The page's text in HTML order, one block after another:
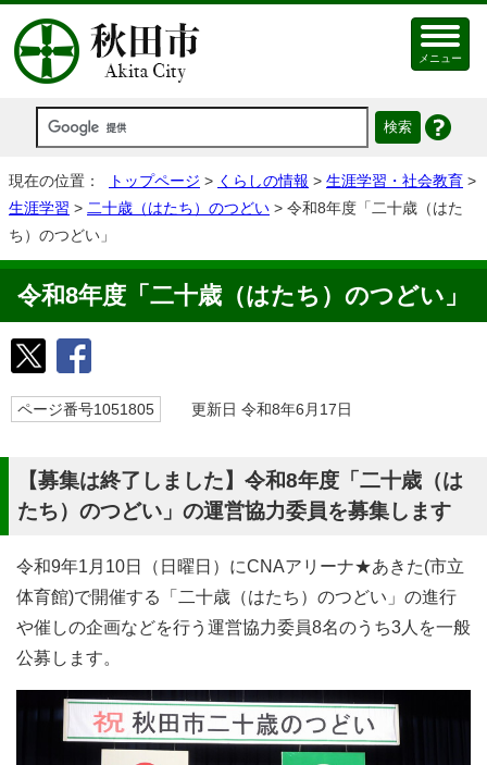
メニュー
現在の位置： トップページ > くらしの情報 > 生涯学習・社会教育 >
生涯学習 > 二十歳（はたち）のつどい > 令和8年度「二十歳（はた
ち）のつどい」
令和8年度「二十歳（はたち）のつどい」
ページ番号1051805 更新日 令和8年6月17日
【募集は終了しました】令和8年度「二十歳（は
たち）のつどい」の運営協力委員を募集します
令和9年1月10日（日曜日）にCNAアリーナ★あきた(市立
体育館)で開催する「二十歳（はたち）のつどい」の進行
や催しの企画などを行う運営協力委員8名のうち3人を一般
公募します。